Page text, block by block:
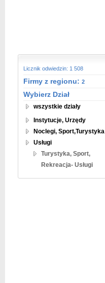
Licznik odwiedzin: 1 508
Firmy z regionu: 2
Wybierz Dział
wszystkie działy
Instytucje, Urzędy
Noclegi, Sport,Turystyka
Usługi
Turystyka, Sport,
Rekreacja- Usługi